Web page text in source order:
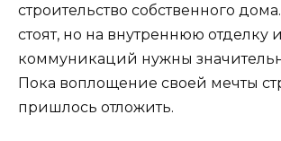
строительство собственного
стоят, но на внутреннюю отделку
коммуникаций нужны
Пока воплощение своей мечты
пришлось отложить.